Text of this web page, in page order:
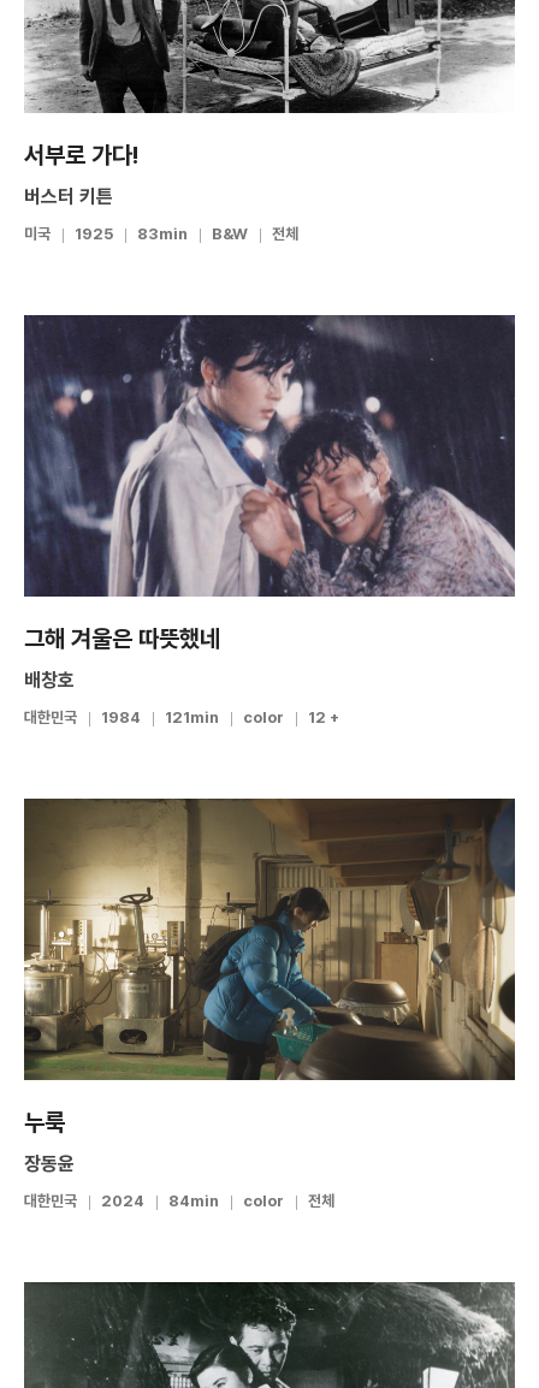
서부로 가다!
버스터 키튼
미국 1925 83min B&W 전체
그해 겨울은 따뜻했네
배창호
대한민국 1984 121min color 12 +
누룩
장동윤
대한민국 2024 84min color 전체